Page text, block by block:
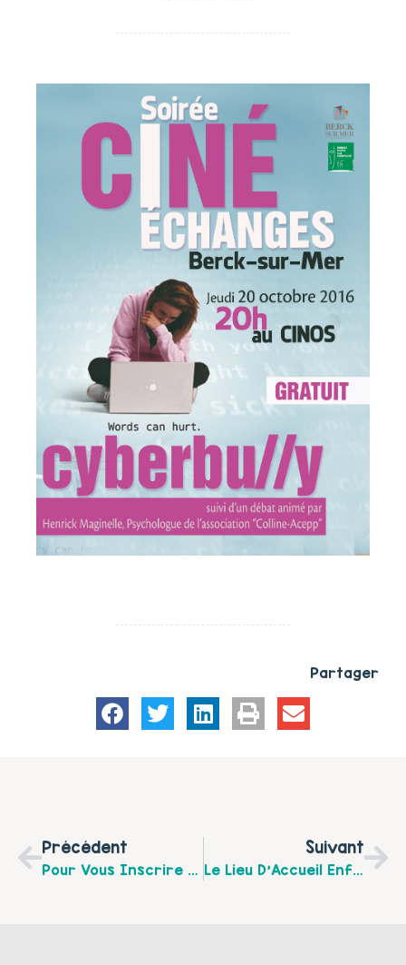
Partager
Précédent
Pour Vous Inscrire Aux Conférences Proposées Pendant La Quinzaine Parentalité
Suivant
Le Lieu D’Accueil Enfants Parents « Bateau Sur L’Eau » À Hesdin Est Ouvert Tous Les Mardis Hors Vacances Scolaires Du 6 Septembre 2016 Au 27 Juin 2017